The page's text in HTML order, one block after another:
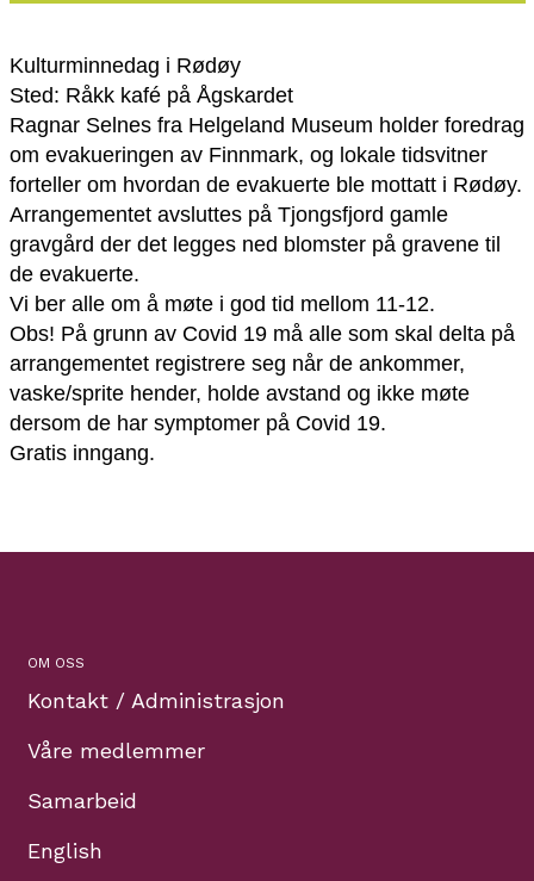
Kulturminnedag i Rødøy
Sted: Råkk kafé på Ågskardet
Ragnar Selnes fra Helgeland Museum holder foredrag
om evakueringen av Finnmark, og lokale tidsvitner
forteller om hvordan de evakuerte ble mottatt i Rødøy.
Arrangementet avsluttes på Tjongsfjord gamle
gravgård der det legges ned blomster på gravene til
de evakuerte.
Vi ber alle om å møte i god tid mellom 11-12.
Obs! På grunn av Covid 19 må alle som skal delta på
arrangementet registrere seg når de ankommer,
vaske/sprite hender, holde avstand og ikke møte
dersom de har symptomer på Covid 19.
Gratis inngang.
OM OSS
Kontakt / Administrasjon
Våre medlemmer
Samarbeid
English